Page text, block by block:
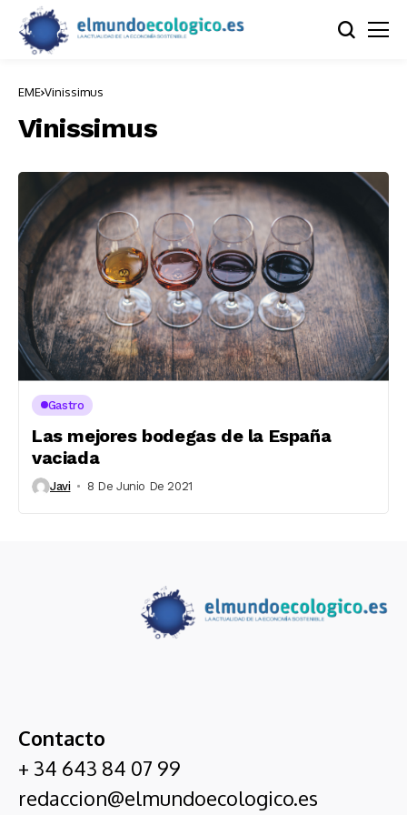
EME Vinissimus
Vinissimus
Gastro
Las mejores bodegas de la España
vaciada
Javi 8 De Junio De 2021
Contacto
+ 34 643 84 07 99
redaccion@elmundoecologico.es